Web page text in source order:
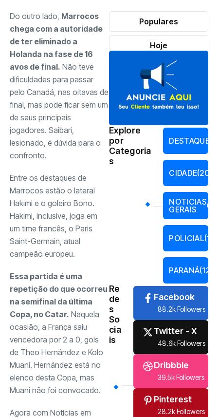
Do outro lado, Marrocos
chega com a autoridade
de ter eliminado a
Holanda na fase de 16
avos de final. Não teve
dificuldades para passar
pelo Canadá, nas oitavas de
final, mas pode ficar sem um
de seus principais
jogadores. Saibari,
lesionado, é dúvida para o
confronto.
Entre os destaques de
Marrocos estão o lateral
Hakimi e o goleiro Bono.
Hakimi, inclusive, joga em
um time francês, o Paris
Saint-Germain, atual
campeão europeu.
Essa partida é uma
repetição do que ocorreu
na semifinal da última
Copa, no Catar. Naquela
ocasião, a França saiu
vencedora por 2 a 0, gols
de Theo Hernández e Kolo
Muani. Hernández está no
elenco desta Copa, mas
Muani não foi convocado.
Agora com Notícias em
Populares
Hoje
Explore
por
Categoria
s
DESTAQUES
CIDADE(201)
NOTICIAS
GERAIS
POLICIAL
PARANÁ(121)
Re
de
s
So
cia
is
Facebook
88.2k Followers
Twitter - X
48.6k Followers
Dribbble
39.5k Followers
Pinterest
28.2k Followers